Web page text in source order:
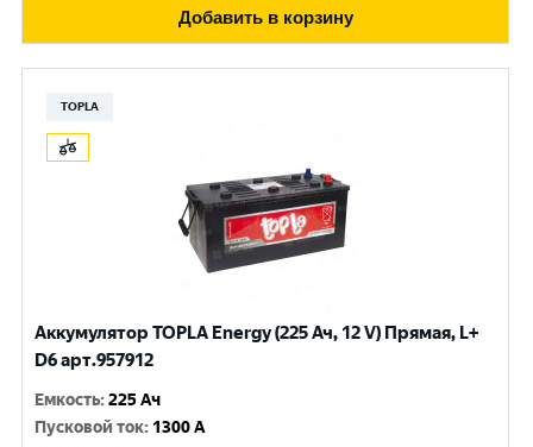
Добавить в корзину
TOPLA
Аккумулятор TOPLA Energy (225 Ач, 12 V) Прямая, L+
D6 арт.957912
Емкость:225 Ач
Пусковой ток: 1300 A